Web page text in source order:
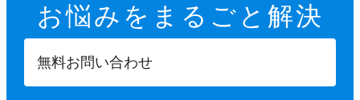
お悩みを まるごと解決
無料お問い合わせ